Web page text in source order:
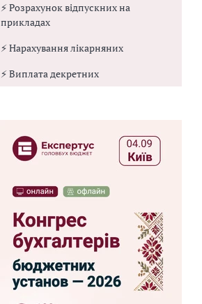
⚡ Розрахунок відпускних на
прикладах
⚡ Нарахування лікарняних
⚡ Виплата декретних